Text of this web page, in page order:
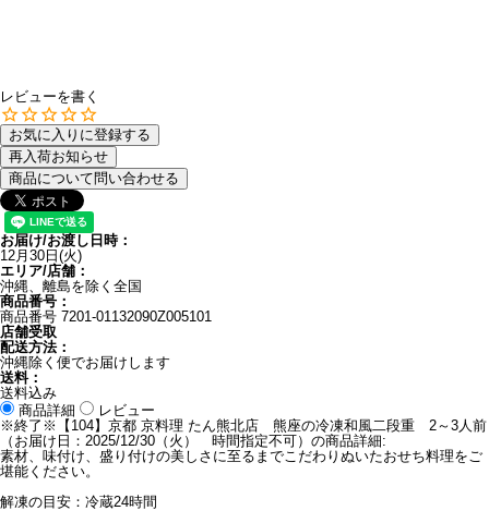
レビューを書く
お気に入りに登録する
再入荷お知らせ
商品について問い合わせる
お届け/お渡し日時：
12月30日(火)
エリア/店舗：
沖縄、離島を除く全国
商品番号：
商品番号 7201-01132090Z005101
店舗受取
配送方法：
沖縄除く便でお届けします
送料：
送料込み
商品詳細
レビュー
※終了※【104】京都 京料理 たん熊北店 熊座の冷凍和風二段重 2～3人前
（お届け日：2025/12/30（火） 時間指定不可）の商品詳細:
素材、味付け、盛り付けの美しさに至るまでこだわりぬいたおせち料理をご
堪能ください。
解凍の目安：冷蔵24時間